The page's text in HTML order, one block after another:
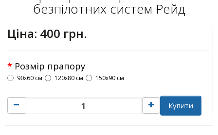
безпілотних систем Рейд
Ціна: 400 грн.
Розмір прапору
90х60 см 120х80 см 150х90 см
Купити